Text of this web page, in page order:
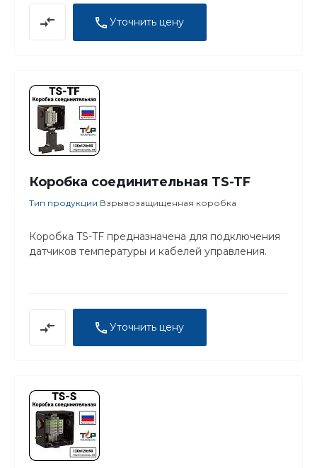
Уточнить цену
Коробка соединительная TS-TF
Тип продукции Взрывозащищенная коробка
Коробка TS-TF предназначена для подключения
датчиков температуры и кабелей управления.
Уточнить цену